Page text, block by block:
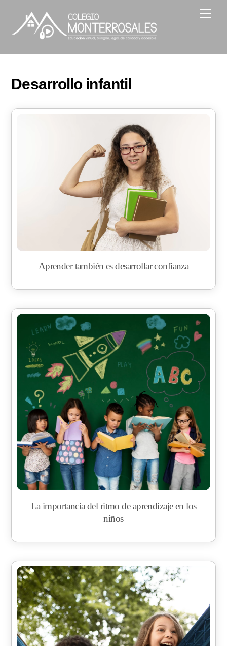
content
Desarrollo infantil
Aprender también es desarrollar confianza
La importancia del ritmo de aprendizaje en los
niños